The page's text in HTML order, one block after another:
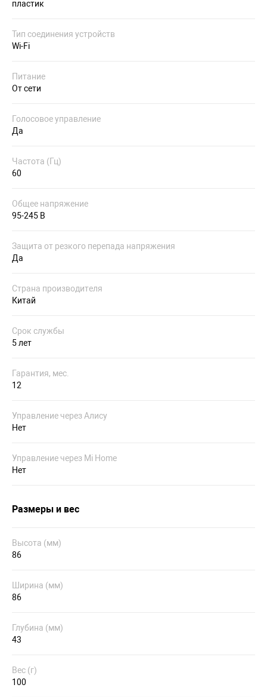
пластик
Тип соединения устройств
Wi-Fi
Питание
От сети
Голосовое управление
Да
Частота (Гц)
60
Общее напряжение
95-245 В
Защита от резкого перепада напряжения
Да
Страна производителя
Китай
Срок службы
5 лет
Гарантия, мес.
12
Управление через Алису
Нет
Управление через Mi Home
Нет
Размеры и вес
Высота (мм)
86
Ширина (мм)
86
Глубина (мм)
43
Вес (г)
100